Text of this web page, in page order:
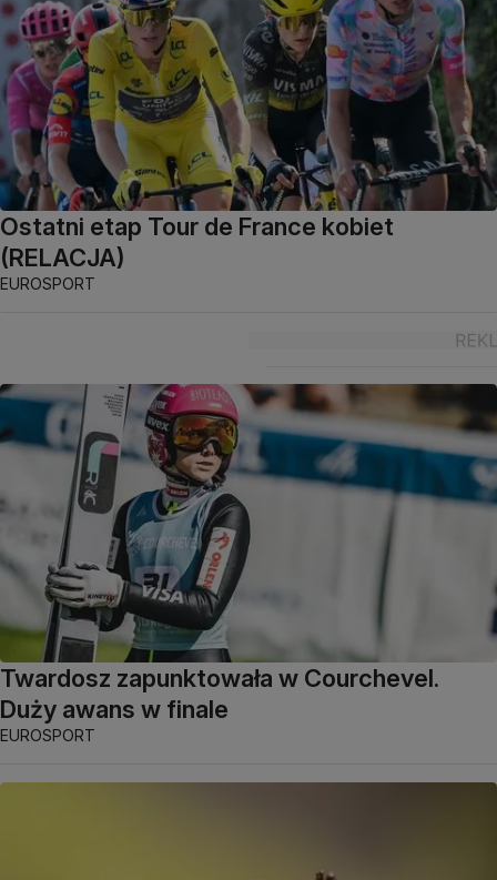
Ostatni etap Tour de France kobiet
(RELACJA)
EUROSPORT
Twardosz zapunktowała w Courchevel.
Duży awans w finale
EUROSPORT